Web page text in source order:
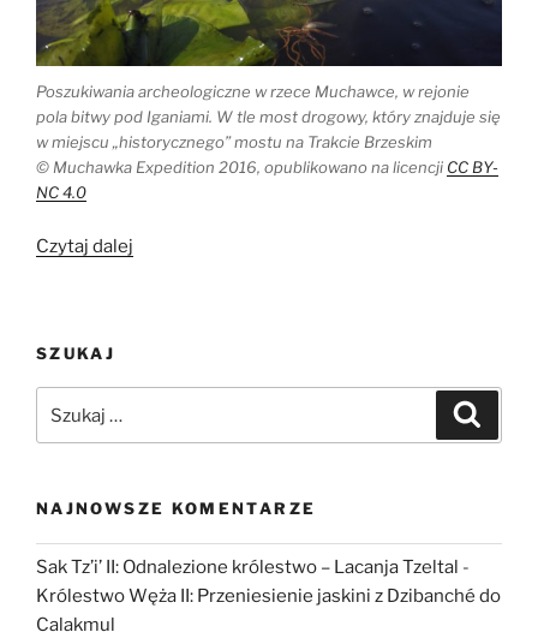
Poszukiwania archeologiczne w rzece Muchawce, w rejonie
pola bitwy pod Iganiami. W tle most drogowy, który znajduje się
w miejscu „historycznego” mostu na Trakcie Brzeskim
© Muchawka Expedition 2016, opublikowano na licencji CC BY-
NC 4.0
Czytaj dalej
Muchawki:
I”
SZUKAJ
NAJNOWSZE KOMENTARZE
Sak Tz’i’ II: Odnalezione królestwo – Lacanja Tzeltal -
Królestwo Węża II: Przeniesienie jaskini z Dzibanché do
Calakmul